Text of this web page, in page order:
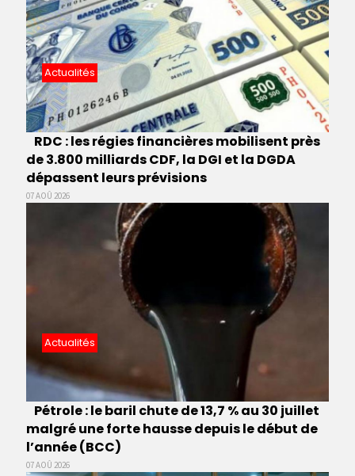
Actualités
RDC : les régies financières mobilisent près
de 3.800 milliards CDF, la DGI et la DGDA
dépassent leurs prévisions
07 AOÛ 2026
Actualités
Pétrole : le baril chute de 13,7 % au 30 juillet
malgré une forte hausse depuis le début de
l’année (BCC)
07 AOÛ 2026